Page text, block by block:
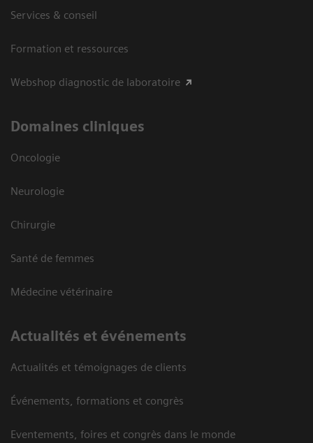
Services & conseil
Formation et ressources
Webshop diagnostic de laboratoire
Domaines cliniques
Oncologie
Neurologie
Chirurgie
Santé de femmes
Médecine vétérinaire
Actualités et événements
Actualités et témoignages de clients
Événements, formations et congrès
Eventements, foires et congrès dans le monde